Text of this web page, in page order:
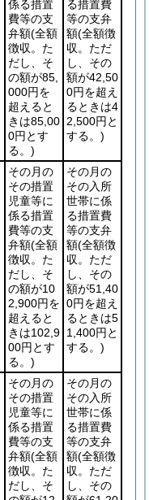
係る措置
費等の支
弁額(全額
徴収。た
だし、そ
の額が85,
000円を
超えると
きは85,00
0円とす
る。)
る措置費
等の支弁
額(全額徴
収。ただ
し、その
額が42,50
0円を超え
るときは4
2,500円と
する。)
その月の
その措置
児童等に
係る措置
費等の支
弁額(全額
徴収。た
だし、そ
の額が10
2,900円を
超えると
きは102,9
00円とす
る。)
その月の
その入所
世帯に係
る措置費
等の支弁
額(全額徴
収。ただ
し、その
額が51,40
0円を超え
るときは5
1,400円と
する。)
その月の
その措置
児童等に
係る措置
費等の支
弁額(全額
徴収。た
だし、そ
その月の
その入所
世帯に係
る措置費
等の支弁
額(全額徴
収。ただ
し、その